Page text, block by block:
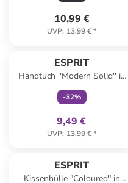
10,99 €
UVP: 13,99 €*
ESPRIT
Handtuch ''Modern Solid'' in
Mint
-32%
9,49 €
UVP: 13,99 €*
ESPRIT
Kissenhülle "Coloured" in